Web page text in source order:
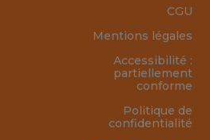
CGU
Mentions légales
Accessibilité :
partiellement
conforme
Politique de
confidentialité